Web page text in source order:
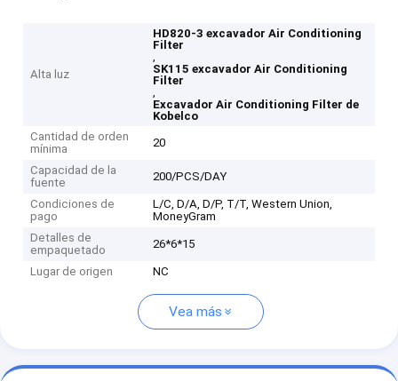
Alta luz
HD820-3 excavador Air Conditioning
Filter
,
SK115 excavador Air Conditioning
Filter
,
Excavador Air Conditioning Filter de
Kobelco
Cantidad de orden
mínima
20
Capacidad de la
fuente
200/PCS/DAY
Condiciones de
pago
L/C, D/A, D/P, T/T, Western Union,
MoneyGram
Detalles de
empaquetado
26*6*15
Lugar de origen NC
Vea más